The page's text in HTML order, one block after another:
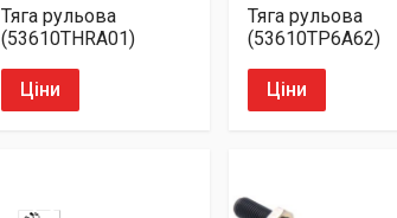
Тяга рульова
(53610THRA01)
Ціни
Тяга рульова
(53610TP6A62)
Ціни